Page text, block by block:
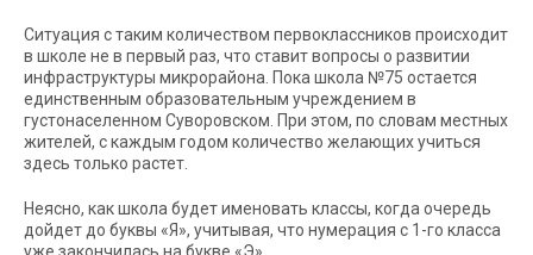
Ситуация с таким количеством первоклассников происходит
в школе не в первый раз, что ставит вопросы о развитии
инфраструктуры микрорайона. Пока школа №75 остается
единственным образовательным учреждением в
густонаселенном Суворовском. При этом, по словам местных
жителей, с каждым годом количество желающих учиться
здесь только растет.
Неясно, как школа будет именовать классы, когда очередь
дойдет до буквы «Я», учитывая, что нумерация с 1-го класса